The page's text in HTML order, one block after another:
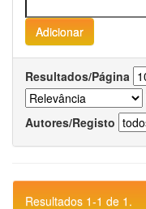
Resultados/Página
Autores/Registo
Resultados 1-1 de 1.